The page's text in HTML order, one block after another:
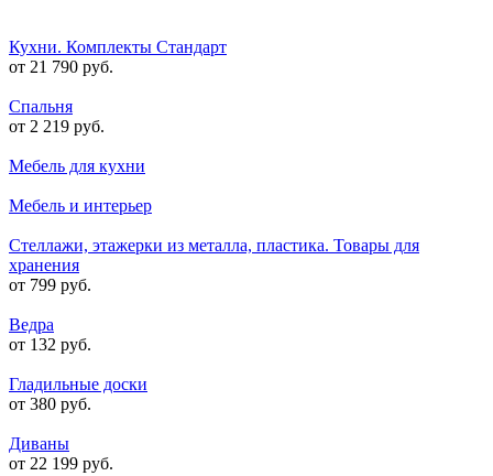
Кухни. Комплекты Стандарт
от 21 790 руб.
Спальня
от 2 219 руб.
Мебель для кухни
Мебель и интерьер
Стеллажи, этажерки из металла, пластика. Товары для
хранения
от 799 руб.
Ведра
от 132 руб.
Гладильные доски
от 380 руб.
Диваны
от 22 199 руб.